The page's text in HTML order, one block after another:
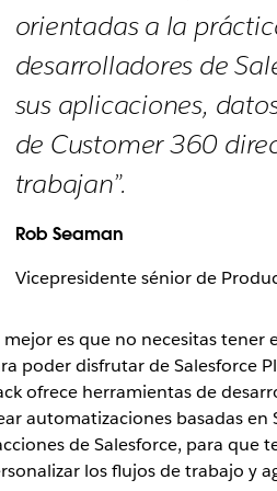
orientadas a la
desarrolladores de
sus aplicaciones,
de Customer 360
trabajan”.
Rob Seaman
Vicepresidente sénior de
mejor es que no necesitas tener
poder disfrutar de Salesforce
ofrece herramientas de
automatizaciones basadas en
de Salesforce, para que
los flujos de trabajo y